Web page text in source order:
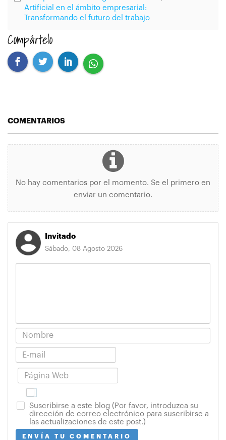
Artificial en el ámbito empresarial:
Transformando el futuro del trabajo
Compártelo
COMENTARIOS
No hay comentarios por el momento. Se el primero en
enviar un comentario.
Invitado
Sábado, 08 Agosto 2026
Suscribirse a este blog (Por favor, introduzca su
dirección de correo electrónico para suscribirse a
las actualizaciones de este post.)
ENVÍA TU COMENTARIO